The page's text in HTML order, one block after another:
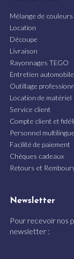
Mélange de couleurs
Location
Découpe
Livraison
Rayonnages TEGO
Entretien automobile
Outillage
Location de matériel
Service client
Compte client et
Personnel multilingue
Facilité de paiement
Chèques cadeaux
Retours et
Newsletter
Pour recevoir nos
newsletter :